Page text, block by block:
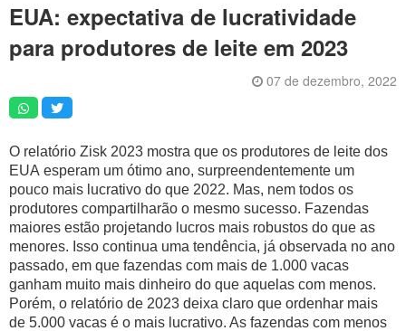
Vídeos
Podcasts
Institucional
Anúncios
Inscreva-se
Contato
Política de Privacidade
EUA: expectativa de lucratividade
para produtores de leite em 2023
07 de dezembro, 2022
O relatório Zisk 2023 mostra que os produtores de leite dos
EUA esperam um ótimo ano, surpreendentemente um
pouco mais lucrativo do que 2022. Mas, nem todos os
produtores compartilharão o mesmo sucesso. Fazendas
maiores estão projetando lucros mais robustos do que as
menores. Isso continua uma tendência, já observada no ano
passado, em que fazendas com mais de 1.000 vacas
ganham muito mais dinheiro do que aquelas com menos.
Porém, o relatório de 2023 deixa claro que ordenhar mais
de 5.000 vacas é o mais lucrativo. As fazendas com menos